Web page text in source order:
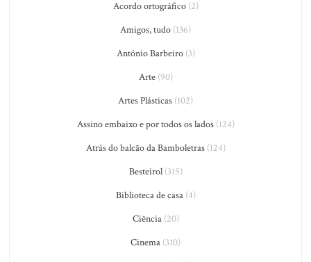
Acordo ortográfico(2)
Amigos, tudo (136)
António Barbeiro(3)
Arte(90)
Artes Plásticas (102)
Assino embaixo e por todos os lados(124)
Atrás do balcão da Bamboletras(124)
Besteirol(315)
Biblioteca de casa(4)
Ciência(20)
Cinema (310)